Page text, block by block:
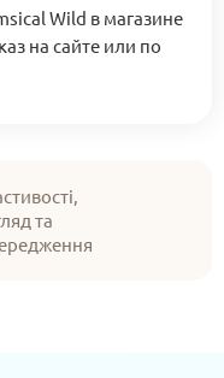
Wild в магазине
на сайте или по
та